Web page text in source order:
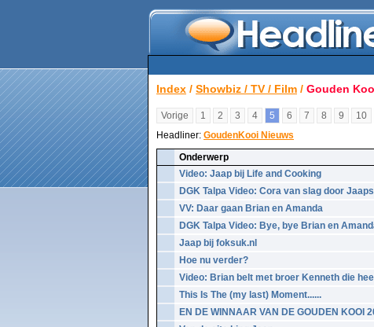
Index / Showbiz / TV / Film / Gouden
Vorige 1 2 3 4 5 6 7 8 9 10
Headliner: GoudenKooi Nieuws
Onderwerp
Video: Jaap bij Life and Cooking
DGK Talpa Video: Cora van slag door
VV: Daar gaan Brian en Amanda
DGK Talpa Video: Bye, bye Brian en
Jaap bij foksuk.nl
Hoe nu verder?
Video: Brian belt met broer Kenneth die
This Is The (my last) Moment......
EN DE WINNAAR VAN DE GOUDEN KOOI